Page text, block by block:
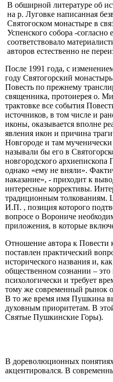
В обширной литературе об
на р. Луговке написанная
Святогоском монастыре в
Успенского собора -
соответствовало
авторов естественно не
После 1991 года, с
году Святогорский
Повесть по прежнему
священника, протоиерея о.
трактовке все события
источников, в том числе и
иконы, оказывается вполне
явления икон и причина
Новгороде и там
называли бы его в
новгородского
однако «ему не вняли».
наказание», - приходит к
интересные коррективы.
традиционным толкованиям.
И.П. , позиция которого
вопросе о Ворониче
приложения, в которые
Отношение автора к Повести
поставлен практический
исторического названия и,
общественном сознании – это
психологически и требует
тому же современный рынок
В то же время имя Пушкина
духовным приоритетам. В
Святые Пушкинские Горы).
В дореволюционных понятиях
акцентировался. В